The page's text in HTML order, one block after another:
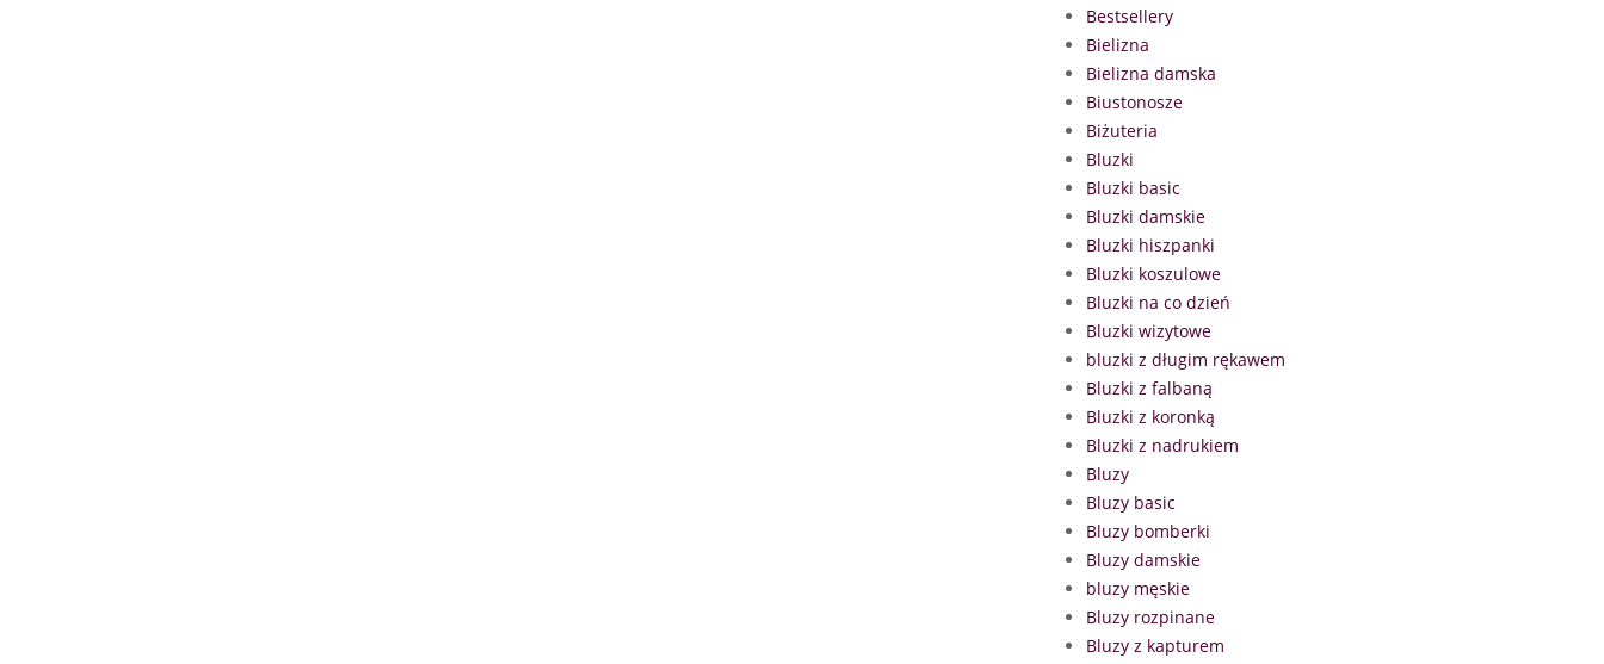
Bestsellery
Bielizna
Bielizna damska
Biustonosze
Biżuteria
Bluzki
Bluzki basic
Bluzki damskie
Bluzki hiszpanki
Bluzki koszulowe
Bluzki na co dzień
Bluzki wizytowe
bluzki z długim rękawem
Bluzki z falbaną
Bluzki z koronką
Bluzki z nadrukiem
Bluzy
Bluzy basic
Bluzy bomberki
Bluzy damskie
bluzy męskie
Bluzy rozpinane
Bluzy z kapturem